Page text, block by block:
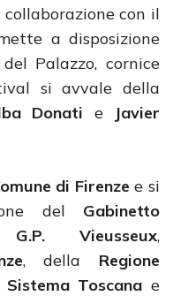
con il
a disposizione
Palazzo, cornice
si avvale della
Donati e
Javier
di Firenzee si
del Gabinetto
Vieusseux,
, della Regione
Sistema Toscana e